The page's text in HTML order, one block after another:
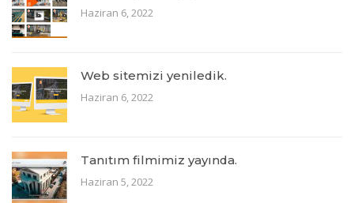
Haziran 6, 2022
Web sitemizi yeniledik.
Haziran 6, 2022
Tanıtım filmimiz yayında.
Haziran 5, 2022